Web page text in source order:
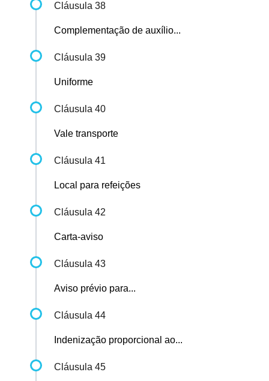
Cláusula 38
Complementação de auxílio...
Cláusula 39
Uniforme
Cláusula 40
Vale transporte
Cláusula 41
Local para refeições
Cláusula 42
Carta-aviso
Cláusula 43
Aviso prévio para...
Cláusula 44
Indenização proporcional ao...
Cláusula 45